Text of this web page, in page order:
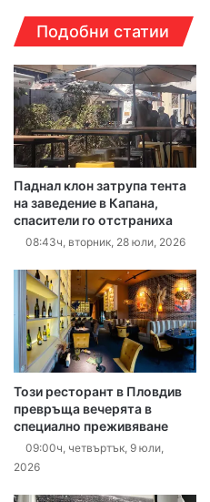
Подобни статии
Паднал клон затрупа тента
на заведение в Капана,
спасители го отстраниха
08:43ч, вторник, 28 юли, 2026
Този ресторант в Пловдив
превръща вечерята в
специално преживяване
09:00ч, четвъртък, 9 юли,
2026